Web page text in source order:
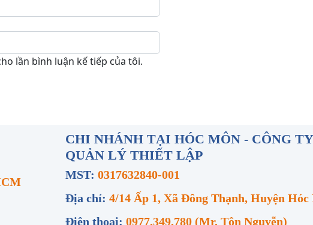
lần bình luận kế tiếp của tôi.
CHI NHÁNH TẠI HÓC MÔN - CÔNG
QUẢN LÝ THIẾT LẬP
MST: 0317632840-001
Địa chỉ: 4/14 Ấp 1, Xã Đông Thạnh, Huyện
Điện thoại: 0977.349.780 (Mr. Tôn Nguyễn)